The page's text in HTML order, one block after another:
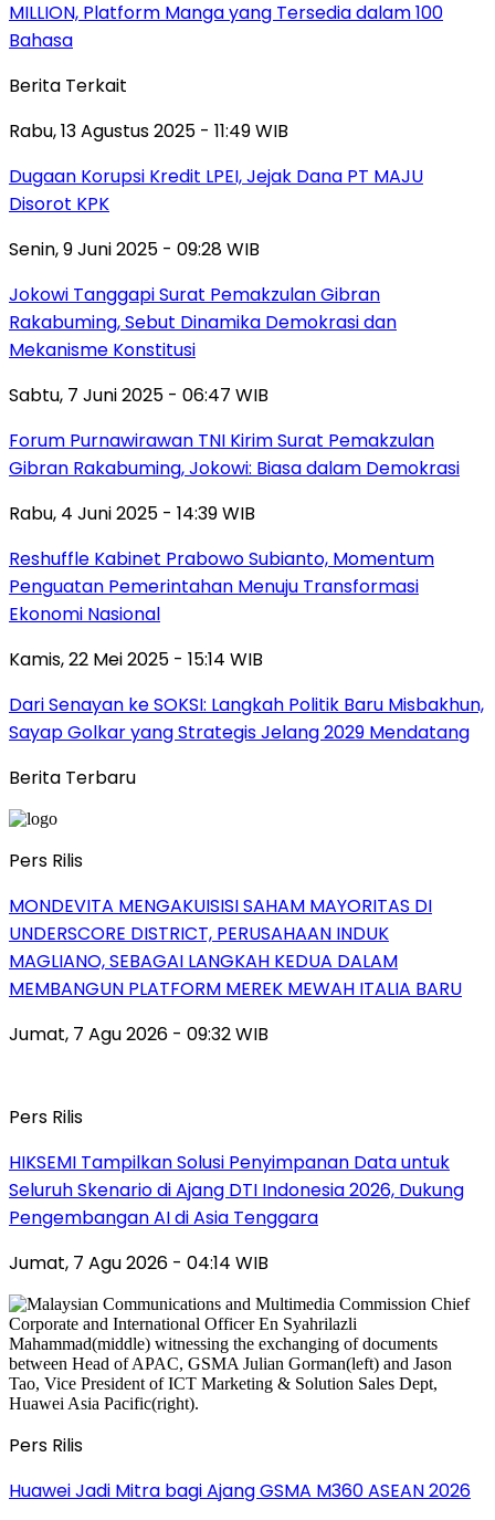
MILLION, Platform Manga yang Tersedia dalam 100
Bahasa
Berita Terkait
Rabu, 13 Agustus 2025 - 11:49 WIB
Dugaan Korupsi Kredit LPEI, Jejak Dana PT MAJU
Disorot KPK
Senin, 9 Juni 2025 - 09:28 WIB
Jokowi Tanggapi Surat Pemakzulan Gibran
Rakabuming, Sebut Dinamika Demokrasi dan
Mekanisme Konstitusi
Sabtu, 7 Juni 2025 - 06:47 WIB
Forum Purnawirawan TNI Kirim Surat Pemakzulan
Gibran Rakabuming, Jokowi: Biasa dalam Demokrasi
Rabu, 4 Juni 2025 - 14:39 WIB
Reshuffle Kabinet Prabowo Subianto, Momentum
Penguatan Pemerintahan Menuju Transformasi
Ekonomi Nasional
Kamis, 22 Mei 2025 - 15:14 WIB
Dari Senayan ke SOKSI: Langkah Politik Baru Misbakhun,
Sayap Golkar yang Strategis Jelang 2029 Mendatang
Berita Terbaru
Pers Rilis
MONDEVITA MENGAKUISISI SAHAM MAYORITAS DI
UNDERSCORE DISTRICT, PERUSAHAAN INDUK
MAGLIANO, SEBAGAI LANGKAH KEDUA DALAM
MEMBANGUN PLATFORM MEREK MEWAH ITALIA BARU
Jumat, 7 Agu 2026 - 09:32 WIB
Pers Rilis
HIKSEMI Tampilkan Solusi Penyimpanan Data untuk
Seluruh Skenario di Ajang DTI Indonesia 2026, Dukung
Pengembangan AI di Asia Tenggara
Jumat, 7 Agu 2026 - 04:14 WIB
Pers Rilis
Huawei Jadi Mitra bagi Ajang GSMA M360 ASEAN 2026